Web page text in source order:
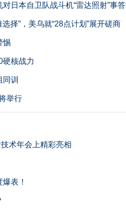
日本自卫队战斗机“雷达照射”事
择”，美乌就“28点计划”展开磋商
惕
硬核战力
训
举行
术年会上精彩亮相
表！